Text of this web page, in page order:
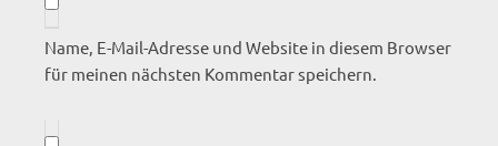
Name, E-Mail-Adresse und Website in diesem Browser
für meinen nächsten Kommentar speichern.